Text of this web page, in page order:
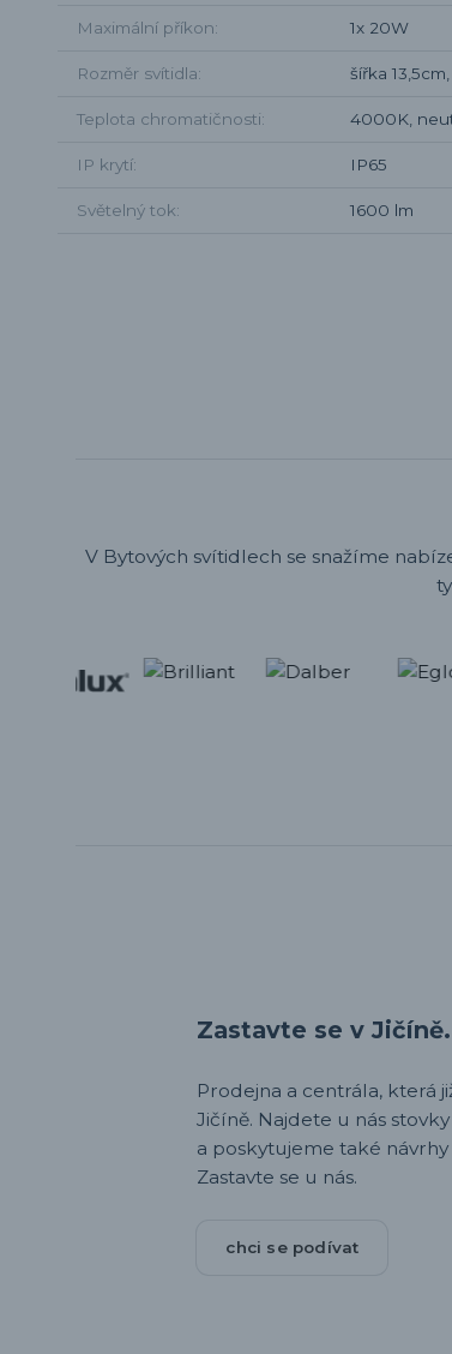
Maximální příkon 1x 20W
Rozměr svítidla šířka
Teplota chromatičnosti 4000K,
IP krytí IP65
Světelný tok 1600 lm
V Bytových svítidlech se snažíme
Zastavte se v Jičíně.
Prodejna a centrála, která
Jičíně. Najdete u nás
a poskytujeme také
Zastavte se u nás.
chci se podívat